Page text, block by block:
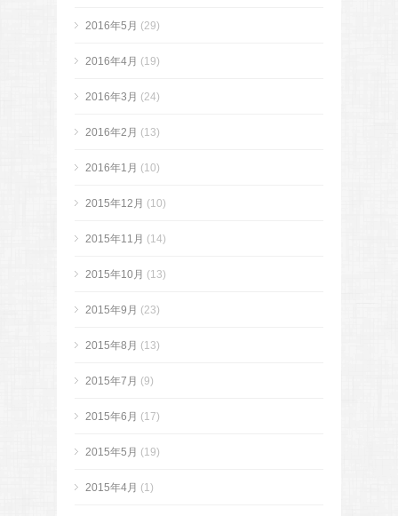
2016年5月 (29)
2016年4月 (19)
2016年3月 (24)
2016年2月 (13)
2016年1月 (10)
2015年12月 (10)
2015年11月 (14)
2015年10月 (13)
2015年9月 (23)
2015年8月 (13)
2015年7月 (9)
2015年6月 (17)
2015年5月 (19)
2015年4月 (1)